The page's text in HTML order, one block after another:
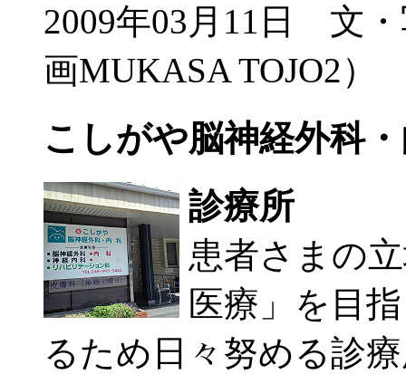
2009年03月11日 文
画MUKASA TOJO2）
こしがや脳神経外科
診療所
患者さまの
医療」を目
るため日々努める診